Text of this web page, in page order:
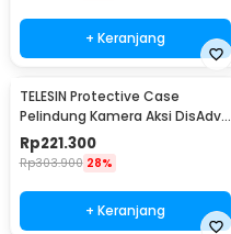
+ Keranjang
TELESIN Protective Case
Pelindung Kamera Aksi DisAdv
DJI Osmo Pocket 4 - S6-FMS-
29BK-TDJ
Rp221.300
Rp303.900 28%
+ Keranjang